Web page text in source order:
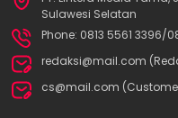
Sulawesi Selatan
Phone: 0813 5561 3396/
redaksi@mail.com
cs@mail.com